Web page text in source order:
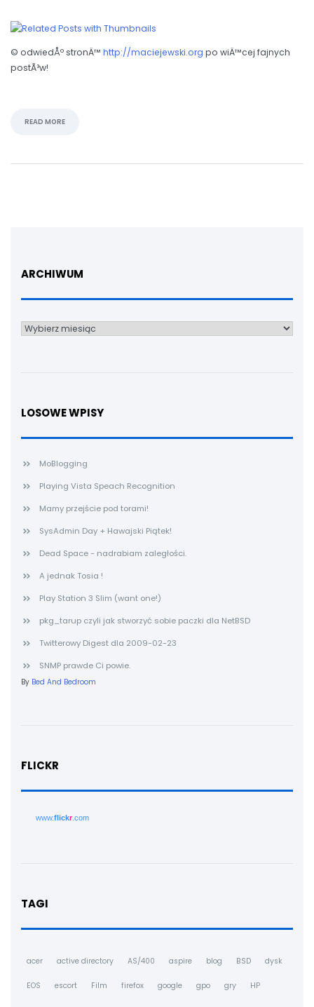
© odwiedÅº stronÄ™ http://maciejewski.org po wiÄ™cej fajnych
postÃ³w!
READ MORE
ARCHIWUM
Archiwum
LOSOWE WPISY
MoBlogging
Playing Vista Speach Recognition
Mamy przejście pod torami!
SysAdmin Day + Hawajski Piątek!
Dead Space - nadrabiam zaległości.
A jednak Tosia !
Play Station 3 Slim (want one!)
pkg_tarup czyli jak stworzyć sobie paczki dla NetBSD
Twitterowy Digest dla 2009-02-23
SNMP prawde Ci powie.
By Bed And Bedroom
FLICKR
www.flickr.com
TAGI
acer active directory AS/400 aspire blog BSD dysk
EOS escort Film firefox google gpo gry HP